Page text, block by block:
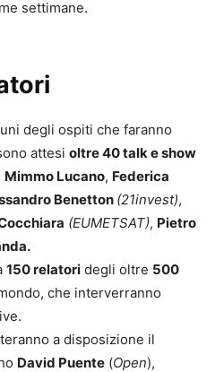
settimane.
degli ospiti che faranno
attesi oltre 40 talk e show
Mimmo Lucano, Federica
Benetton (21invest),
(EUMETSAT), Pietro
150 relatori degli oltre 500
che interverranno
a disposizione il
David Puente (Open),